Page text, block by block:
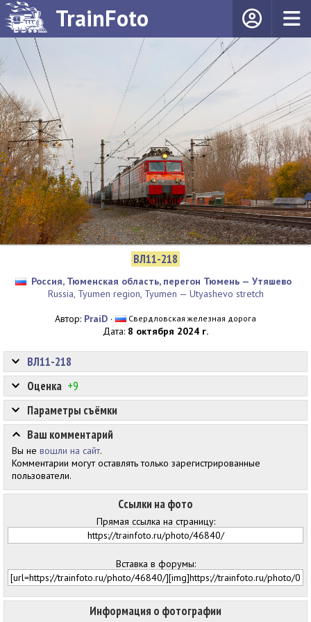
TrainFoto
ВЛ11-218
Россия, Тюменская область, перегон Тюмень — Утяшево
Russia, Tyumen region, Tyumen — Utyashevo stretch
Автор: PraiD · Свердловская железная дорога
Дата: 8 октября 2024 г.
Информация о фотографии
Оценка +9
Ссылки на фото
Прямая ссылка на страницу:
Вставка в форумы:
ВЛ11-218
Параметры съёмки
Ваш комментарий
Вы не вошли на сайт.
Комментарии могут оставлять только зарегистрированные
пользователи.